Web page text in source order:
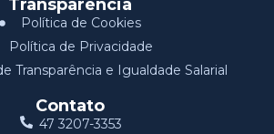
Transparência
Política de Cookies
Política de Privacidade
Transparência e Igualdade Salarial
Contato
47 3207-3353